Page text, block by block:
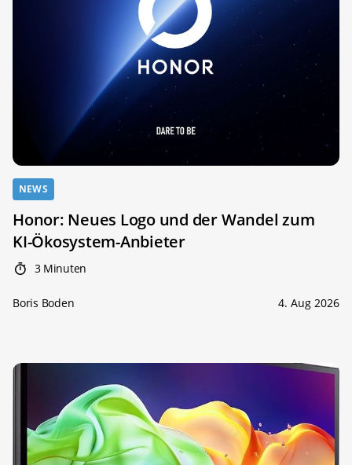
NEWS
Honor: Neues Logo und der Wandel zum
KI-Ökosystem-Anbieter
3 Minuten
Boris Boden 4. Aug 2026